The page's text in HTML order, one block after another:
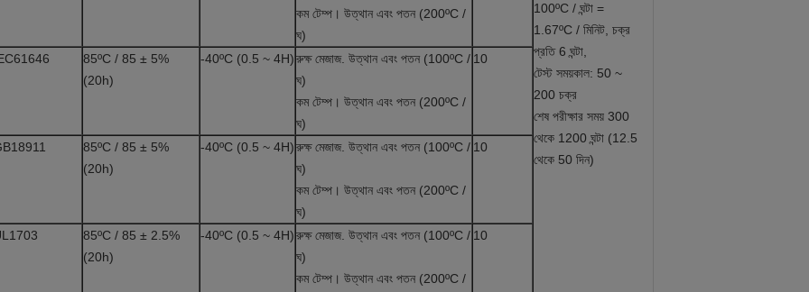
কম টেম্প। উত্থান এবং পতন (200ºC /
ঘ)
85ºC / 85 ± 5%
(20h)
-40ºC (0.5 ~ 4H)রুক্ষ মেজাজ. উত্থান এবং পতন (100ºC /
ঘ)
কম টেম্প। উত্থান এবং পতন (200ºC /
ঘ)
10
85ºC / 85 ± 5%
(20h)
-40ºC (0.5 ~ 4H)রুক্ষ মেজাজ. উত্থান এবং পতন (100ºC /
ঘ)
কম টেম্প। উত্থান এবং পতন (200ºC /
ঘ)
10
85ºC / 85 ± 2.5%
(20h)
-40ºC (0.5 ~ 4H)রুক্ষ মেজাজ. উত্থান এবং পতন (100ºC /
ঘ)
কম টেম্প। উত্থান এবং পতন (200ºC /
10
100ºC / ঘন্টা =
1.67ºC / মিনিট, চক্র
প্রতি 6 ঘন্টা,
টেস্ট সময়কাল: 50 ~
200 চক্র
শেষ পরীক্ষার সময় 300
থেকে 1200 ঘন্টা (12.5
থেকে 50 দিন)